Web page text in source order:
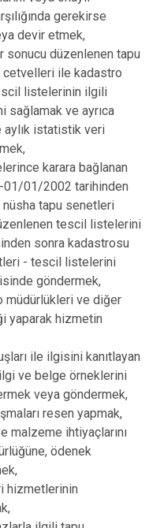
gerekirse
devir etmek,
sonucu düzenlenen tapu
ile kadastro
listelerinin ilgili
sağlamak ve ayrıca
aylık istatistik veri
karara bağlanan
01/01/2002 tarihinden
tapu senetleri
tescil listelerini
sonra kadastrosu
- tescil listelerini
göndermek,
müdürlükleri ve diğer
yaparak hizmetin
ile ilgisini kanıtlayan
ve belge örneklerini
veya göndermek,
resen yapmak,
malzeme ihtiyaçlarını
ödenek
hizmetlerinin